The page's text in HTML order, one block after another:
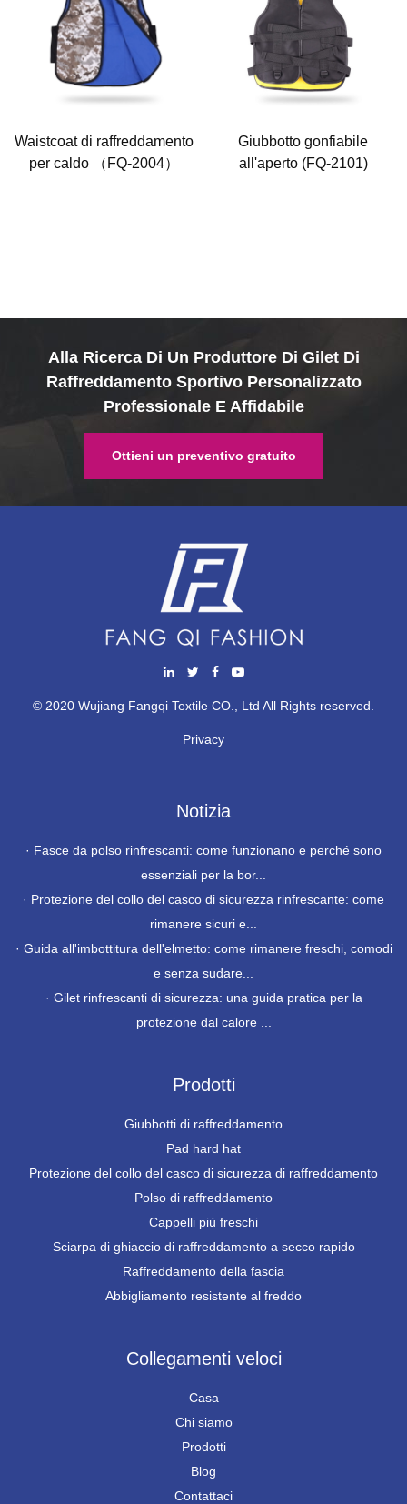
Waistcoat di raffreddamento
per caldo （FQ-2004）
Giubbotto gonfiabile
all'aperto (FQ-2101)
Alla Ricerca Di Un Produttore Di Gilet Di
Raffreddamento Sportivo Personalizzato
Professionale E Affidabile
Ottieni un preventivo gratuito
© 2020 Wujiang Fangqi Textile CO., Ltd All Rights reserved.
Privacy
Notizia
· Fasce da polso rinfrescanti: come funzionano e perché sono
essenziali per la bor...
· Protezione del collo del casco di sicurezza rinfrescante: come
rimanere sicuri e...
· Guida all'imbottitura dell'elmetto: come rimanere freschi, comodi
e senza sudare...
· Gilet rinfrescanti di sicurezza: una guida pratica per la
protezione dal calore ...
Prodotti
Giubbotti di raffreddamento
Pad hard hat
Protezione del collo del casco di sicurezza di raffreddamento
Polso di raffreddamento
Cappelli più freschi
Sciarpa di ghiaccio di raffreddamento a secco rapido
Raffreddamento della fascia
Abbigliamento resistente al freddo
Collegamenti veloci
Casa
Chi siamo
Prodotti
Blog
Contattaci